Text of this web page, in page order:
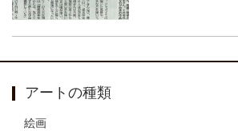
アートの種類
絵画